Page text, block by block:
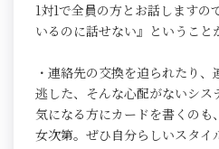
1対1で全員の方とお話します
いるのに話せない』ということ
・連絡先の交換を迫られたり
逃した、そんな心配がないシス
気になる方にカードを書くの
女次第。ぜひ自分らしいスタイ